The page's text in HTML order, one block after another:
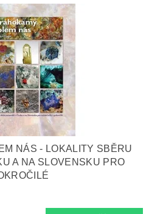
NÁS - LOKALITY SBĚRU
A NA SLOVENSKU PRO